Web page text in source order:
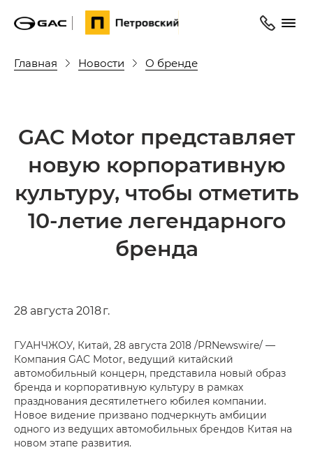
Главная Новости О бренде
GAC Motor представляет
новую корпоративную
культуру, чтобы отметить
10-летие легендарного
бренда
28 августа 2018 г.
ГУАНЧЖОУ, Китай, 28 августа 2018 /PRNewswire/ —
Компания GAC Motor, ведущий китайский
автомобильный концерн, представила новый образ
бренда и корпоративную культуру в рамках
празднования десятилетнего юбилея компании.
Новое видение призвано подчеркнуть амбиции
одного из ведущих автомобильных брендов Китая на
новом этапе развития.